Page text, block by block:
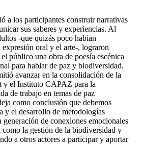
a los participantes construir narrativas
sus saberes y experiencias. Al
-que quizás poco habían
oral y el arte-, lograron
público una obra de poesía escénica
para hablar de paz y biodiversidad.
avanzar en la consolidación de la
y el Instituto CAPAZ para la
de trabajo en temas de paz
como conclusión que debemos
y el desarrollo de metodologías
de conexiones emocionales
como la gestión de la biodiversidad y
a otros actores a participar y aportar